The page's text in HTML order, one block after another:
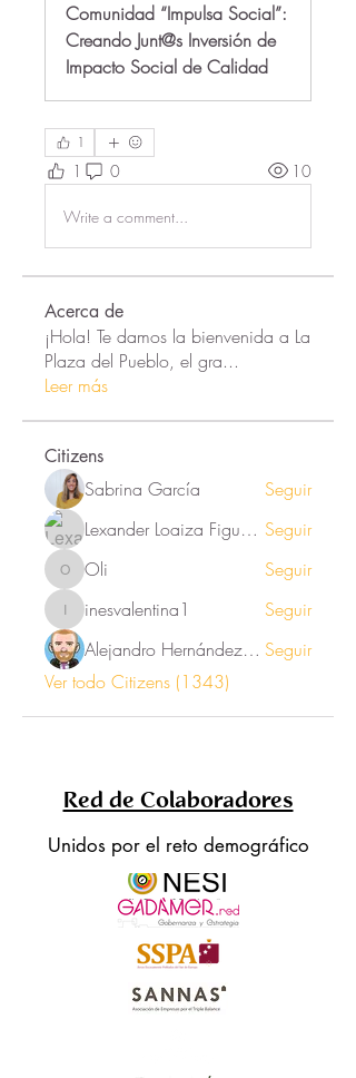
Comunidad “Impulsa Social”:
Creando Junt@s Inversión de
Impacto Social de Calidad
1
1 0 10
Write a comment...
Acerca de
¡Hola! Te damos la bienvenida a La
Plaza del Pueblo, el gra...
Leer más
Citizens
Sabrina García
Seguir
Lexander Loaiza Figueroa Seguir
Oli Oli Seguir
inesvalentina1
inesvalentina1
Seguir
Alejandro Hernández Renner Seguir
Ver todo Citizens (1343)
Red de Colaboradores
Unidos por el reto demográfico